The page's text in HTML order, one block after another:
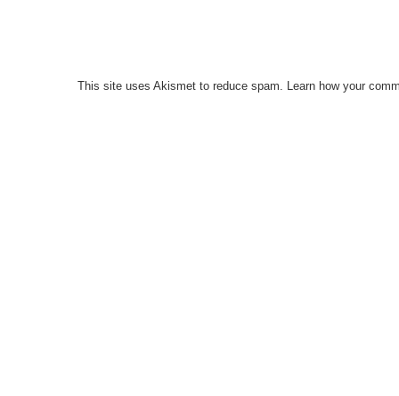
This site uses Akismet to reduce spam. Learn how your